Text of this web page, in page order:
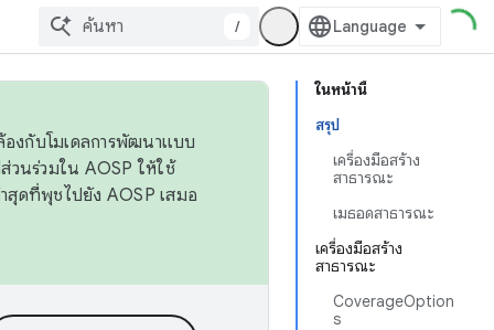
/
ในหน้านี้
สรุป
เครื่องมือสร้าง
สาธารณะ
เมธอดสาธารณะ
เครื่องมือสร้าง
สาธารณะ
CoverageOption
s
องกับโมเดลการพัฒนาแบบ
วนร่วมใน AOSP ให้ใช้
สุดที่พุชไปยัง AOSP เสมอ